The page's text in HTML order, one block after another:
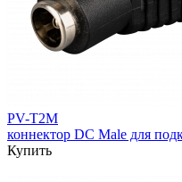
PV-T2M
коннектор DC Male для
Купить